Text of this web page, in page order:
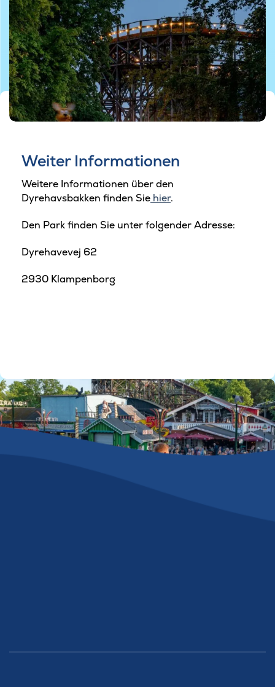
©Dyrehavsbakken
Weiter Informationen
Weitere Informationen über den
Dyrehavsbakken finden Sie hier.
Den Park finden Sie unter folgender Adresse:
Dyrehavevej 62
2930 Klampenborg